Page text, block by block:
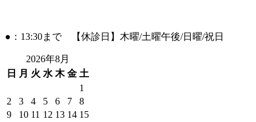
●：13:30まで 【休診日】木曜/土曜午後/日曜/祝日
2026年8月
日
月 火 水 木 金 土
1
2
3 4 5 6 7
8
9
10 11 12 13 14 15